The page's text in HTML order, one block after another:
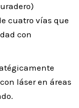
cuatro vías que
con
láser en áreas